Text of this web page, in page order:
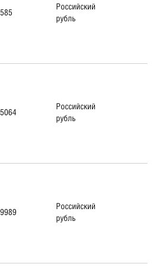
Российский
рубль
Российский
рубль
Российский
рубль